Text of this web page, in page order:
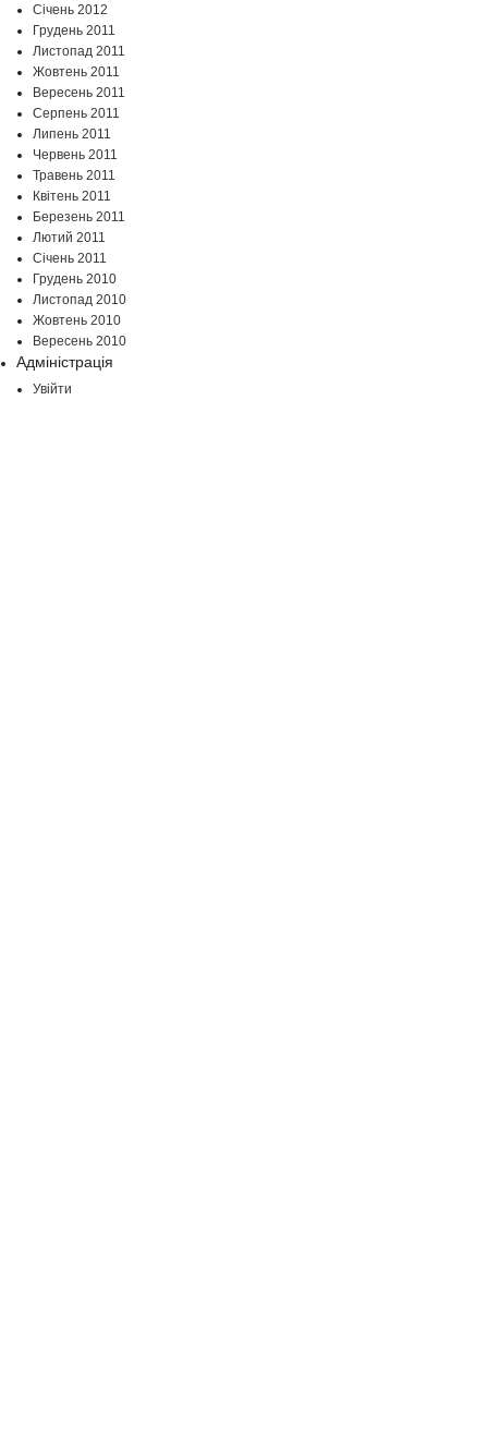
Січень 2012
Грудень 2011
Листопад 2011
Жовтень 2011
Вересень 2011
Серпень 2011
Липень 2011
Червень 2011
Травень 2011
Квітень 2011
Березень 2011
Лютий 2011
Січень 2011
Грудень 2010
Листопад 2010
Жовтень 2010
Вересень 2010
Адміністрація
Увійти